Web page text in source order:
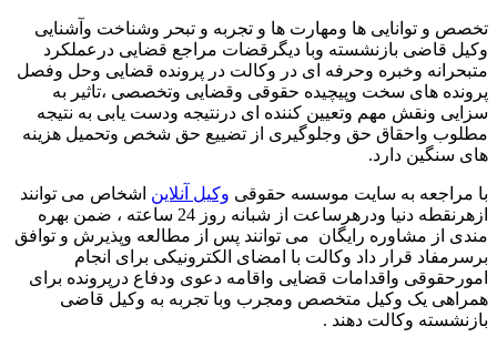
و توانایی ها ومهارت ها و تجربه و تبحر وشناخت وآشنایی
قاضی بازنشسته وبا دیگرقضات مراجع قضایی درعملکرد
وخبره وحرفه ای در وکالت در پرونده قضایی وحل وفصل
های سخت وپیچیده حقوقی وقضایی وتخصصی ،تاثیر به
ونقش مهم وتعیین کننده ای درنتیجه ودست یابی به نتیجه
واحقاق حق وجلوگیری از تضییع حق شخص وتحمیل هزینه
سنگین دارد.
به سایت موسسه حقوقیوکیل آنلاین اشخاص می توانند
ازهرنقطه دنیا ودرهرساعت از شبانه روز 24 ساعته ، ضمن بهره
از مشاوره رایگان می توانند پس از مطالعه وپذیرش و توافق
قرار داد وکالت با امضای الکترونیکی برای انجام
واقدامات قضایی واقامه دعوی ودفاع درپرونده برای
یک وکیل متخصص ومجرب وبا تجربه به وکیل قاضی
وکالت دهند .